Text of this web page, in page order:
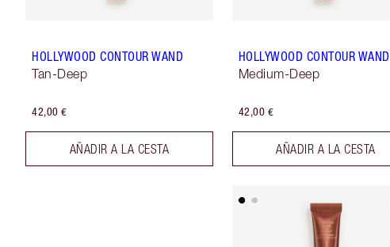
HOLLYWOOD CONTOUR WAND
Tan-Deep
42,00 €
AÑADIR A LA CESTA
HOLLYWOOD CONTOUR WAND
Medium-Deep
42,00 €
AÑADIR A LA CESTA